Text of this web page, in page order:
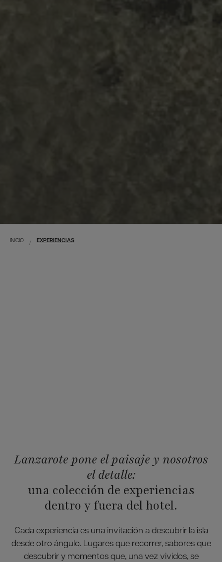
INICIO EXPERIENCIAS
Lanzarote pone el paisaje y nosotros
el detalle:
una colección de experiencias
dentro y fuera del hotel.
Cada experiencia es una invitación a descubrir la isla
desde otro ángulo. Lugares que recorrer, sabores que
descubrir y momentos que, una vez vividos, se